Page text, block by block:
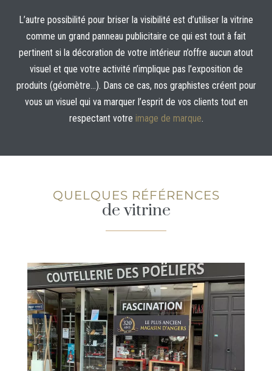
L’autre possibilité pour briser la visibilité est d’utiliser la vitrine
comme un grand panneau publicitaire ce qui est tout à fait
pertinent si la décoration de votre intérieur n’offre aucun atout
visuel et que votre activité n’implique pas l’exposition de
produits (géomètre…). Dans ce cas, nos graphistes créent pour
vous un visuel qui va marquer l’esprit de vos clients tout en
respectant votre image de marque.
QUELQUES RÉFÉRENCES
de vitrine